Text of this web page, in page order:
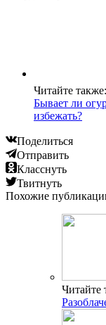
Читайте также:
Бывает ли
избежать?
Поделиться
Отправить
Класснуть
Твитнуть
Похожие
Читайте